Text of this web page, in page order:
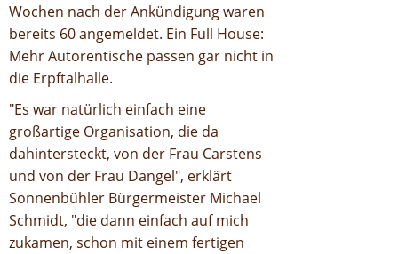
Wochen nach der Ankündigung waren
bereits 60 angemeldet. Ein Full House:
Mehr Autorentische passen gar nicht in
die Erpftalhalle.
"Es war natürlich einfach eine
großartige Organisation, die da
dahintersteckt, von der Frau Carstens
und von der Frau Dangel", erklärt
Sonnenbühler Bürgermeister Michael
Schmidt, "die dann einfach auf mich
zukamen, schon mit einem fertigen